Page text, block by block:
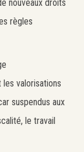
nouveaux droits
règles
valorisations
suspendus aux
le travail